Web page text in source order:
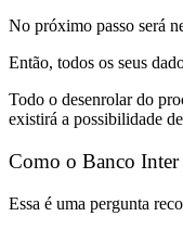
No próximo passo será
Então, todos os seus
Todo o desenrolar do
existirá a possibilidade
Como o Banco Inter
Essa é uma pergunta